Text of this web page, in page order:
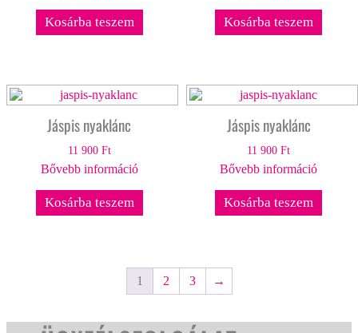
Kosárba teszem Kosárba teszem
Jáspis nyaklánc
11 900 Ft
Bővebb információ
Kosárba teszem
Jáspis nyaklánc
11 900Ft
Bővebb információ
Kosárba teszem
1 2 3 →